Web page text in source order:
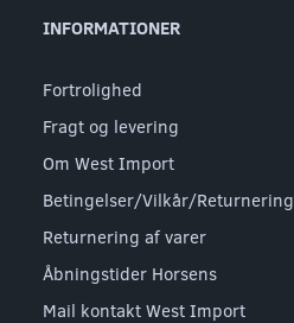
INFORMATIONER
Fortrolighed
Fragt og levering
Om West Import
Betingelser/Vilkår/Returnering
Returnering af varer
Åbningstider Horsens
Mail kontakt West Import